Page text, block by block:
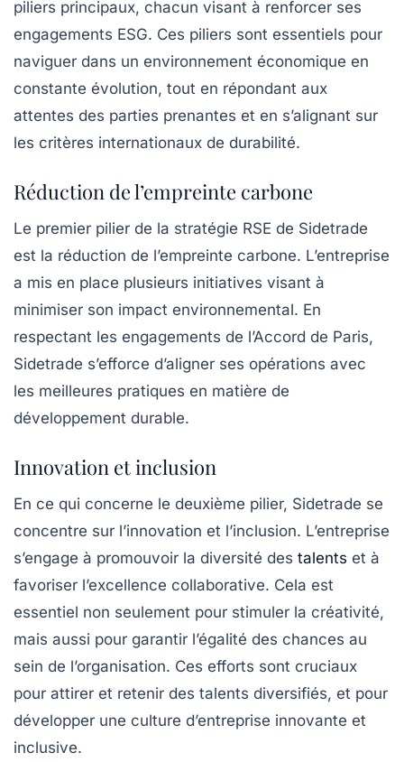
piliers principaux, chacun visant à renforcer ses
engagements ESG. Ces piliers sont essentiels pour
naviguer dans un environnement économique en
constante évolution, tout en répondant aux
attentes des parties prenantes et en s’alignant sur
les critères internationaux de durabilité.
Réduction de l’empreinte carbone
Le premier pilier de la stratégie RSE de Sidetrade
est la réduction de l’empreinte carbone. L’entreprise
a mis en place plusieurs initiatives visant à
minimiser son impact environnemental. En
respectant les engagements de l’Accord de Paris,
Sidetrade s’efforce d’aligner ses opérations avec
les meilleures pratiques en matière de
développement durable.
Innovation et inclusion
En ce qui concerne le deuxième pilier, Sidetrade se
concentre sur l’innovation et l’inclusion. L’entreprise
s’engage à promouvoir la diversité des talents et à
favoriser l’excellence collaborative. Cela est
essentiel non seulement pour stimuler la créativité,
mais aussi pour garantir l’égalité des chances au
sein de l’organisation. Ces efforts sont cruciaux
pour attirer et retenir des talents diversifiés, et pour
développer une culture d’entreprise innovante et
inclusive.